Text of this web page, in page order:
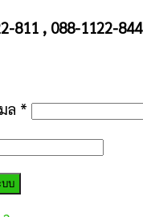
811 , 088-1122-844
ล *
บบ